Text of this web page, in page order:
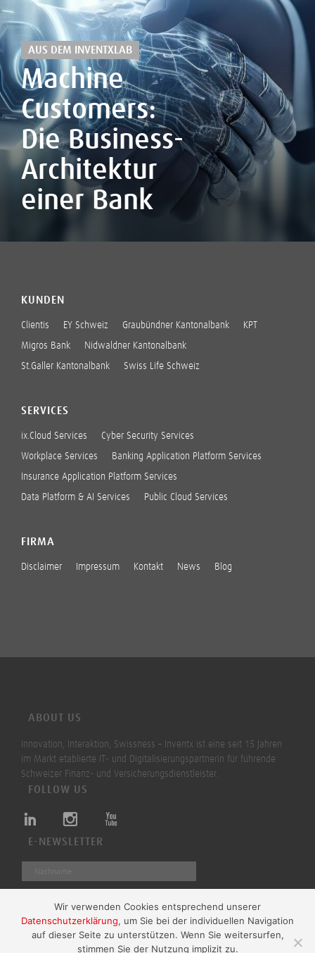
AUS DEM INVENTXLAB
Machine
Customers:
Die Business-
Architektur
einer Bank
KUNDEN
Clientis EY Schweiz Graubündner Kantonalbank KPT
Migros Bank Nidwaldner Kantonalbank
St.Galler Kantonalbank Swiss Life Schweiz
SERVICES
ix.Cloud Services Cyber Security Services
Workplace Services Banking Application Platform Services
Insurance Application Platform Services
Data Platform & AI Services Public Cloud Services
FIRMA
Disclaimer Impressum Kontakt News Blog
ABOUT US
Innovation, Interaktion, Swissness – Inventx ist eine seit 15 Jahren
im Markt etablierte IT- und Digitalisierungspartnerin für führende
Schweizer Finanz- und Versicherungsdienstleister.
FOLLOW US
E-NEWSLETTER
Absenden
Wir verwenden Cookies entsprechend unserer
Datenschutzerklärung, um Sie bei der individuellen Navigation
auf dieser Seite zu unterstützen. Wenn Sie weitersurfen,
stimmen Sie der Nutzung implizit zu.